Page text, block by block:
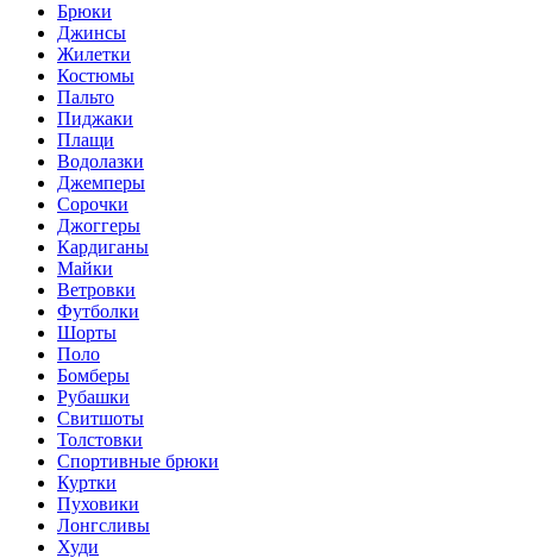
Брюки
Джинсы
Жилетки
Костюмы
Пальто
Пиджаки
Плащи
Водолазки
Джемперы
Сорочки
Джоггеры
Кардиганы
Майки
Ветровки
Футболки
Шорты
Поло
Бомберы
Рубашки
Свитшоты
Толстовки
Спортивные брюки
Куртки
Пуховики
Лонгсливы
Худи